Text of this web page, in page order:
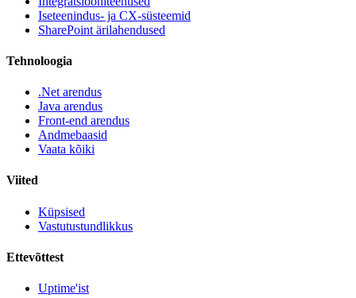
Iseteenindus- ja CX-süsteemid
SharePoint ärilahendused
Tehnoloogia
.Net arendus
Java arendus
Front-end arendus
Andmebaasid
Vaata kõiki
Viited
Küpsised
Vastutustundlikkus
Ettevõttest
Uptime'ist